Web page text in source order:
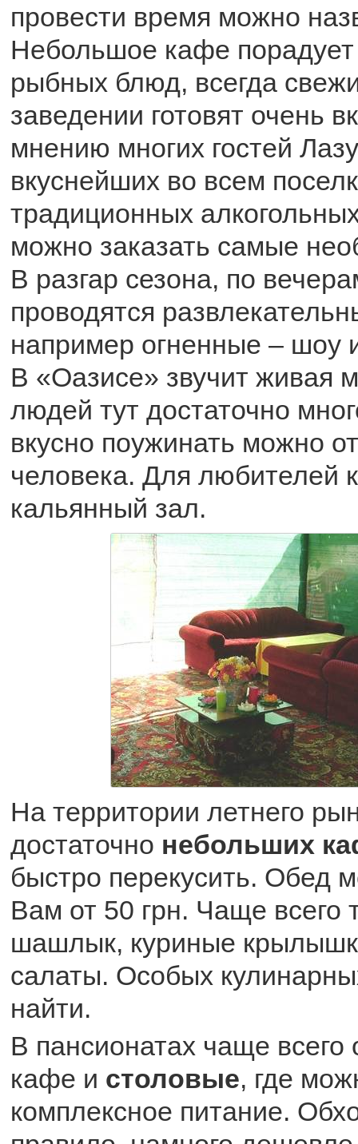
провести время можно
Небольшое кафе
рыбных блюд, всегда
заведении готовят очень
мнению многих гостей
вкуснейших во всем
традиционных
можно заказать самые
В разгар сезона, по
проводятся
например огненные – шоу
В «Оазисе» звучит живая
людей тут достаточно
вкусно поужинать можно
человека. Для любителей
кальянный зал.
На территории летнего
достаточно небольших
быстро перекусить. Обед
Вам от 50 грн. Чаще всего
шашлык, куриные
салаты. Особых
найти.
В пансионатах чаще всего
кафе и столовые, где
комплексное питание.